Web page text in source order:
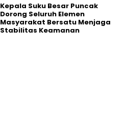
Kepala Suku Besar Puncak
Dorong Seluruh Elemen
Masyarakat Bersatu Menjaga
Stabilitas Keamanan